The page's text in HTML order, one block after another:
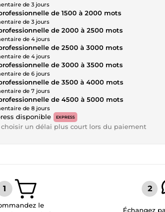
de 3 jours
de 1500 à 2000 mots
de 3 jours
de 2000 à 2500 mots
de 4 jours
de 2500 à 3000 mots
de 4 jours
de 3000 à 3500 mots
de 6 jours
de 3500 à 4000 mots
de 7 jours
de 4500 à 5000 mots
de 8 jours
disponible EXPRESS
choisir un délai plus court lors du paiement
le
Échangez